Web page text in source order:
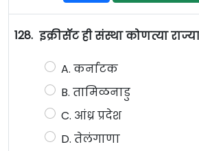
128. इक्रीसॅट ही संस्था कोणत्या
A. कर्नाटक
B. तामिळनाडु
C. आंध्र प्रदेश
D. तेलंगाणा